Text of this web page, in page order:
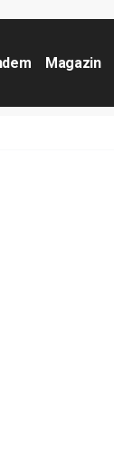
Magazin